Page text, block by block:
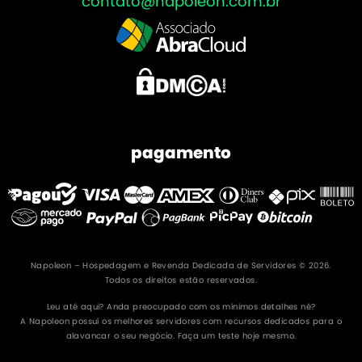
pagamento
Napoleon – Hospedagem e Revenda Dedicada de Servidores © 2026.
Todos os direitos estão reservados.
Leu até aqui? Anda preocupado com os mínimos detalhes né?
A Napoleon possuí os melhores servidores com recursos dedicados para o
alavancar o seu negócio. Faça um teste hoje mesmo.